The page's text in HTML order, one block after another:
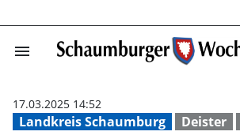
menu
Landkreis Schaumburg Deister
17.03.2025 14:52